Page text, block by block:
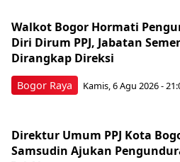
Bogor Raya
Walkot Bogor Hormati
Diri Dirum PPJ, Jabatan
Dirangkap Direksi
Kamis, 6 Agu 2026 -
Direktur Umum PPJ Kota
Samsudin Ajukan